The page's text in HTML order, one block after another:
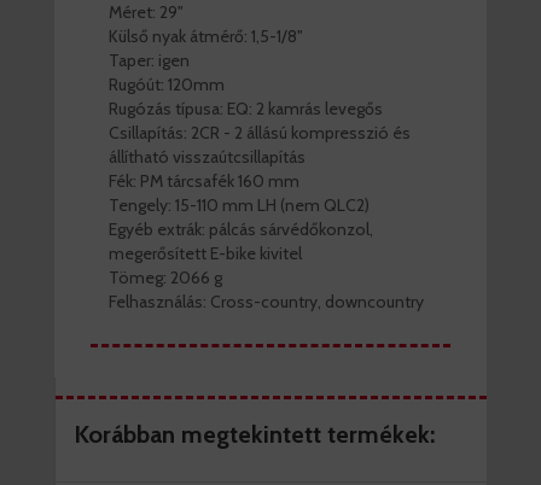
Méret: 29"
Külső nyak átmérő: 1,5-1/8"
Taper: igen
Rugóút: 120mm
Rugózás típusa: EQ: 2 kamrás levegős
Csillapítás: 2CR - 2 állású kompresszió és
állítható visszaútcsillapítás
Fék: PM tárcsafék 160 mm
Tengely: 15-110 mm LH (nem QLC2)
Egyéb extrák: pálcás sárvédőkonzol,
megerősített E-bike kivitel
Tömeg: 2066 g
Felhasználás: Cross-country, downcountry
Korábban megtekintett termékek: